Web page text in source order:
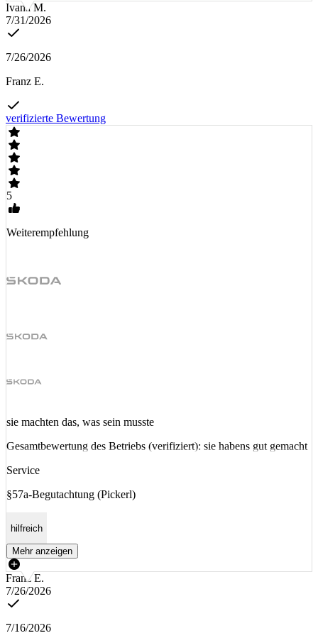
Ivana M.
7/31/2026
7/26/2026
Franz E.
verifizierte Bewertung
5
Weiterempfehlung
sie machten das, was sein musste
Gesamtbewertung des Betriebs (verifiziert): sie habens gut gemacht
Service
§57a-Begutachtung (Pickerl)
hilfreich
Mehr anzeigen
Franz E.
7/26/2026
7/16/2026